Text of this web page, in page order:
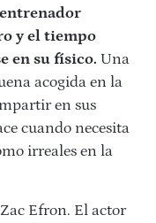
entrenador
y el tiempo
en su físico. Una
acogida en la
en sus
cuando necesita
irreales en la
Efron. El actor